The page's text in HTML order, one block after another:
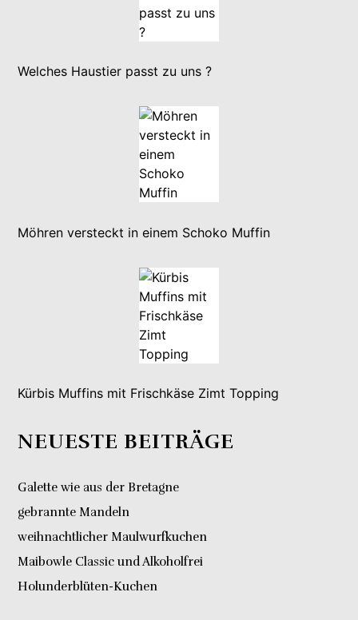
Welches Haustier passt zu uns ?
Möhren versteckt in einem Schoko Muffin
Kürbis Muffins mit Frischkäse Zimt Topping
NEUESTE BEITRÄGE
Galette wie aus der Bretagne
gebrannte Mandeln
weihnachtlicher Maulwurfkuchen
Maibowle Classic und Alkoholfrei
Holunderblüten-Kuchen